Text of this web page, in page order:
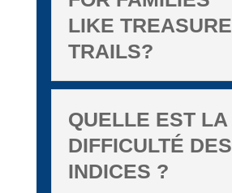
LIKE TREASURE
TRAILS?
QUELLE EST LA
DIFFICULTÉ DES
INDICES ?